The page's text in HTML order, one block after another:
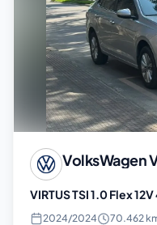
VolksWagen
VIRTUS TSI 1.0 Flex
2024/2024 70.462